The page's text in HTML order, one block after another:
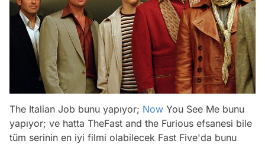
The Italian Job bunu yapıyor; Now You See Me bunu
yapıyor; ve hatta TheFast and the Furious efsanesi bile
tüm serinin en iyi filmi olabilecek Fast Five'da bunu